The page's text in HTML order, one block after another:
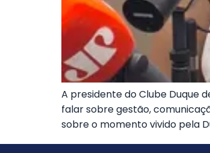
A presidente do Clube Duque
falar sobre gestão,
sobre o momento vivido pela